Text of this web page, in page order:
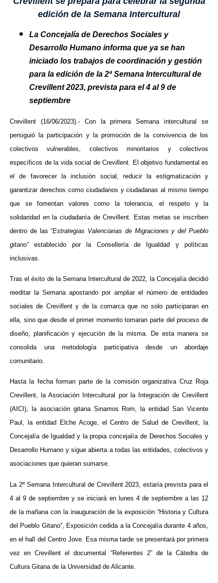
edición de la Semana Intercultural
La Concejalía de Derechos Sociales y
Desarrollo Humano informa que ya se han
iniciado los trabajos de coordinación y gestión
para la edición de la 2ª Semana Intercultural de
Crevillent 2023, prevista para el 4 al 9 de
septiembre
Crevillent (16/06/2023).- Con la primera Semana intercultural se
persiguió la participación y la promoción de la convivencia de los
colectivos vulnerables, colectivos minoritarios y colectivos
específicos de la vida social de Crevillent. El objetivo fundamental es
el de favorecer la inclusión social, reducir la estigmatización y
garantizar derechos como ciudadanos y ciudadanas al mismo tiempo
que se fomentan valores como la tolerancia, el respeto y la
solidaridad en la ciudadanía de Crevillent. Estas metas se inscriben
dentro de las “Estrategias Valencianas de Migraciones y del Pueblo
gitano”establecido por la Consellería de Igualdad y políticas
inclusivas.
Tras el éxito de la Semana Intercultural de 2022, la Concejalía decidió
reeditar la Semana apostando por ampliar el número de entidades
sociales de Crevillent y de la comarca que no solo participaran en
ella, sino que desde el primer momento tomaran parte del proceso de
diseño, planificación y ejecución de la misma. De esta manera se
consolida una metodología participativa desde un abordaje
comunitario.
Hasta la fecha forman parte de la comisión organizativa Cruz Roja
Crevillent, la Asociación Intercultural por la Integración de Crevillent
(AICI), la asociación gitana Sinamos Rom, la entidad San Vicente
Paul, la entidad Elche Acoge, el Centro de Salud de Crevillent, la
Concejalía de Igualdad y la propia concejalía de Derechos Sociales y
Desarrollo Humano y sigue abierta a todas las entidades, colectivos y
asociaciones que quieran sumarse.
La 2ª Semana Intercultural de Crevillent 2023, estaría prevista para el
4 al 9 de septiembre y se iniciará en lunes 4 de septiembre a las 12
de la mañana con la inauguración de la exposición “Historia y Cultura
del Pueblo Gitano”, Exposición cedida a la Concejalía durante 4 años,
en el hall del Centro Jove. Esa misma tarde se presentará por primera
vez en Crevillent el documental “Referentes 2” de la Cátedra de
Cultura Gitana de la Universidad de Alicante.